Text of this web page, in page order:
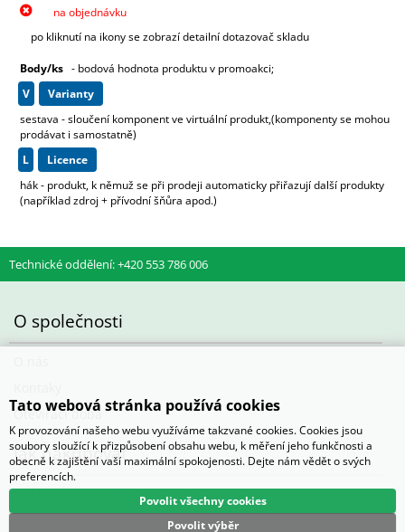
na objednávku
po kliknutí na ikony se zobrazí detailní dotazovač skladu
Body/ks - bodová hodnota produktu v promoakci;
v
varianty
sestava - sloučení komponent ve virtuální produkt,(komponenty se mohou
prodávat i samostatně)
L
licence
hák - produkt, k němuž se při prodeji automaticky přiřazují další produkty
(například zdroj + přívodní šňůra apod.)
Technické oddělení: +420 553 786 006
O společnosti
Otevírací doba
Jak nakupovat
Obchodní podmínky
Tato webová stránka používá cookies
K provozování našeho webu využíváme takzvané cookies. Cookies jsou
soubory sloužící k přizpůsobení obsahu webu, k měření jeho funkčnosti a
obecně k zajištění vaší maximální spokojenosti. Dejte nám vědět o svých
preferencích.
Povolit výběr
Povolit všechny cookies